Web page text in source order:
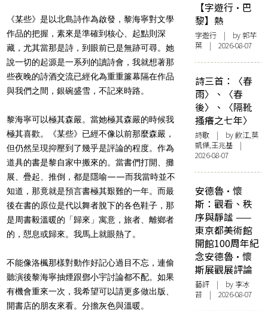
《某些》是以北島詩作為啟發，黎海寧對文學
作品的把握，素來是準確到核心、起點則深
藏，尤其當那是詩，到眼前已是無跡可尋。她
說一切的起源是一系列的讀詩會，我就想著那
些夜晚的詩酒交流已經化為重重簾幕隔在作品
與我們之間，銀碗盛雪，不記來時路。
黎海寧可以極其森嚴。當她極其森嚴的時候我
極其喜歡。《某些》已經不像以前那麼森嚴，
但仍然呈現抑壓到了幾乎是評論的程度。作為
道具的書是黎自家中搬來的。當書們打開、攤
展、疊起、推倒，都是隱喻——而我當時並不
知道，那竟就是預言書極其艱難的一年。而最
後在書的原位是代以舞者脫下的各色鞋子，那
是周書毅溫暖的「歸來」寓意，旅者、離鄉者
的，憇息或歸來。我馬上就眼熱了。
不能像洛楓那樣對動作好記心過目不忘，連偷
聽演後黎海寧抽煙跟鄧小宇討論都不配。如果
有機會重來一次，我希望可以請更多做出版、
開書店的朋友來看。分擔灰色與溫暖。
【字遊行·巴
黎】熱
字遊行 | by 郭芊
葉 | 2026-08-07
詩三首：〈春
雨〉、〈春
後〉、〈隔靴
搔癢之七年〉
詩歌 | by 飲江,莫
凱傑,王兆基 |
2026-08-07
安德魯·懷
斯：觀看、秩
序與靜謐 ——
東京都美術館
開館100周年紀
念安德魯·懷
斯展觀展評論
藝評 | by 李冰
苔 | 2026-08-07